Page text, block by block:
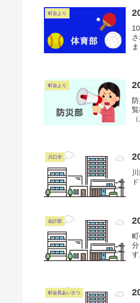
町会より
町会より
川口市
会計部
町会長あいさつ